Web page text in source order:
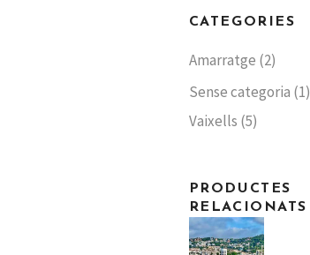
CATEGORIES
Amarratge (2)
Sense categoria (1)
Vaixells (5)
PRODUCTES
RELACIONATS